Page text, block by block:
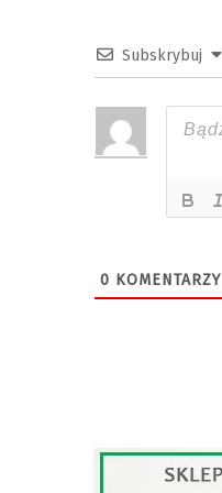
Subskrybuj
0 KOMENTARZY